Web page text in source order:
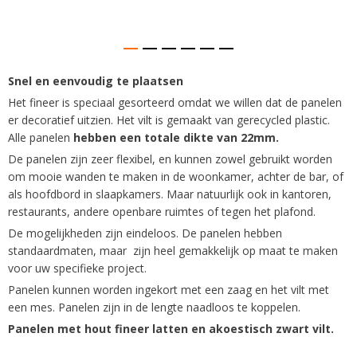
Ga
naar
het
begin
van
de
afbeeldingen-
gallerij
Snel en eenvoudig te plaatsen
Het fineer is speciaal gesorteerd omdat we willen dat de panelen
er decoratief uitzien. Het vilt is gemaakt van gerecycled plastic.
Alle panelen hebben een totale dikte van 22mm.
De panelen zijn zeer flexibel, en kunnen zowel gebruikt worden
om mooie wanden te maken in de woonkamer, achter de bar, of
als hoofdbord in slaapkamers. Maar natuurlijk ook in kantoren,
restaurants, andere openbare ruimtes of tegen het plafond.
De mogelijkheden zijn eindeloos. De panelen hebben
standaardmaten, maar zijn heel gemakkelijk op maat te maken
voor uw specifieke project.
Panelen kunnen worden ingekort met een zaag en het vilt met
een mes. Panelen zijn in de lengte naadloos te koppelen.
Panelen met hout fineer latten en akoestisch zwart vilt.